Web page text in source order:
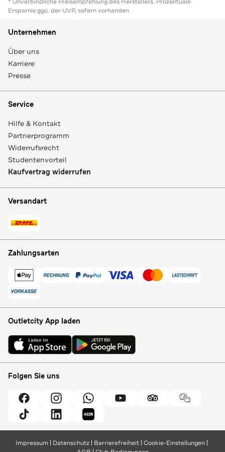
Ersparnis ggü. der UVP, sofern vorhanden
Unternehmen
Über uns
Karriere
Presse
Service
Hilfe & Kontakt
Partnerprogramm
Widerrufsrecht
Studentenvorteil
Kaufvertrag widerrufen
Versandart
Zahlungsarten
Outletcity App laden
Folgen Sie uns
Impressum Datenschutz Barrierefreiheit Cookie-Einstellungen